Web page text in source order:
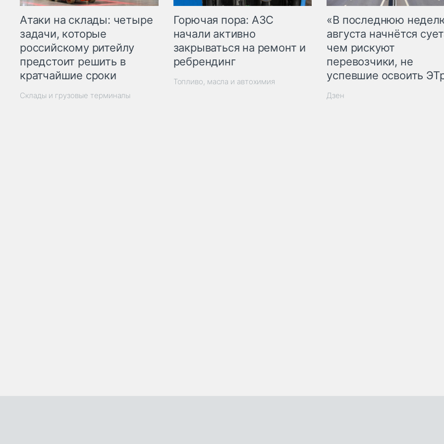
Атаки на склады: четыре
задачи, которые
российскому ритейлу
предстоит решить в
кратчайшие сроки
Склады и грузовые терминалы
Горючая пора: АЗС
начали активно
закрываться на ремонт и
ребрендинг
Топливо, масла и автохимия
«В последнюю
августа начнётся
чем рискуют
перевозчики, не
успевшие освоить
Дзен